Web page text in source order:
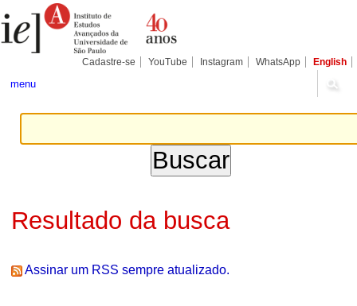
para
conteúdo.
Pessoais
Cadastre-se YouTube Instagram WhatsApp English
menu
Resultado da busca
Assinar um RSS sempre atualizado.